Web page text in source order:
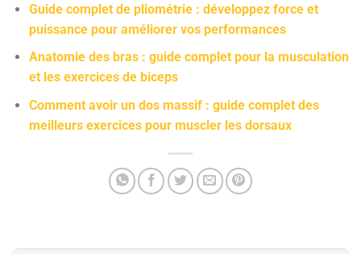
Guide complet de pliométrie : développez force et
puissance pour améliorer vos performances
Anatomie des bras : guide complet pour la musculation
et les exercices de biceps
Comment avoir un dos massif : guide complet des
meilleurs exercices pour muscler les dorsaux